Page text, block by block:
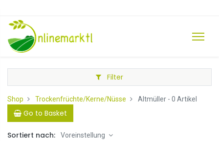
Filter
Shop Trockenfrüchte/Kerne/Nüsse Altmüller - 0 Artikel
Go to Basket
Sortiert nach: Voreinstellung